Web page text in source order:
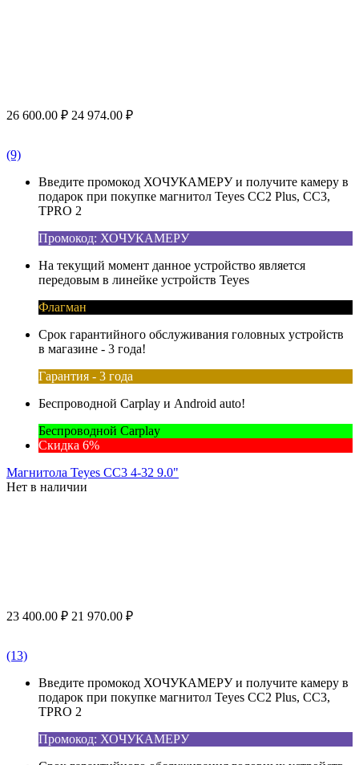
26 600.00 ₽ 24 974.00 ₽
(9)
Введите промокод ХОЧУКАМЕРУ и получите камеру в
подарок при покупке магнитол Teyes CC2 Plus, CC3,
TPRO 2
Промокод: ХОЧУКАМЕРУ
На текущий момент данное устройство является
передовым в линейке устройств Teyes
Флагман
Срок гарантийного обслуживания головных устройств
в магазине - 3 года!
Гарантия - 3 года
Беспроводной Carplay и Android auto!
Беспроводной Carplay
Скидка 6%
Магнитола Teyes CC3 4-32 9.0"
Нет в наличии
23 400.00 ₽ 21 970.00 ₽
(13)
Введите промокод ХОЧУКАМЕРУ и получите камеру в
подарок при покупке магнитол Teyes CC2 Plus, CC3,
TPRO 2
Промокод: ХОЧУКАМЕРУ